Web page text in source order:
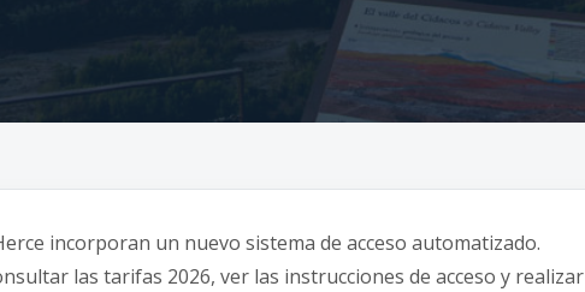
incorporan un nuevo sistema de acceso automatizado.
las tarifas 2026, ver las instrucciones de acceso y realizar